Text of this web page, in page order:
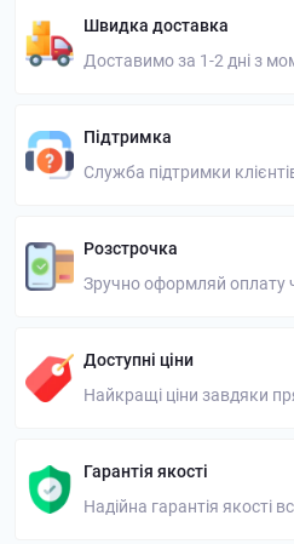
Швидка доставка
Доставимо за 1-2 дні з
Підтримка
Служба підтримки
Розстрочка
Зручно оформляй оплату
Доступні ціни
Найкращі ціни завдяки
Гарантія якості
Надійна гарантія якості